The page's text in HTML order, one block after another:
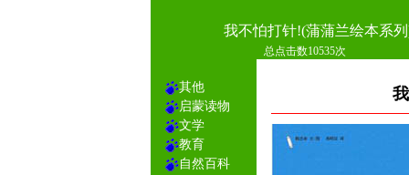
我不怕打针!(蒲蒲兰绘本系
总点击数10535次
其他
启蒙读物
文学
教育
自然百科